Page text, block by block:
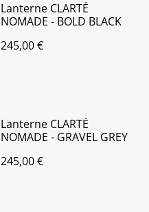
Lanterne CLARTÉ
NOMADE - BOLD BLACK
245,00 €
Lanterne CLARTÉ
NOMADE - GRAVEL GREY
245,00 €